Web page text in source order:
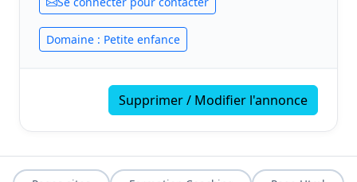
Domaine : Petite enfance
Supprimer / Modifier l'annonce